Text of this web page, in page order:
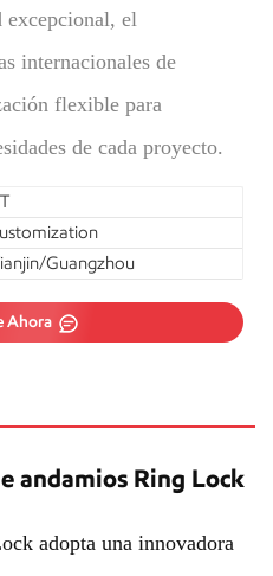
excepcional, el
internacionales de
flexible para
de cada proyecto.
Guangzhou
Ahora
andamios Ring Lock
adopta una innovadora